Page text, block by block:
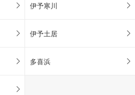
伊予寒川
伊予土居
多喜浜